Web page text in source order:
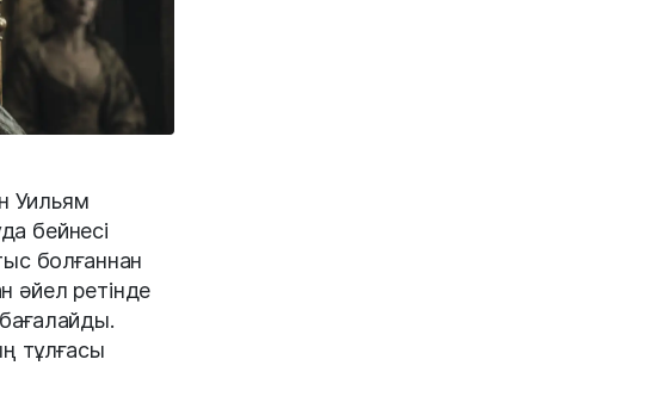
Уильям
бейнесі
болғаннан
әйел ретінде
тұлғасы